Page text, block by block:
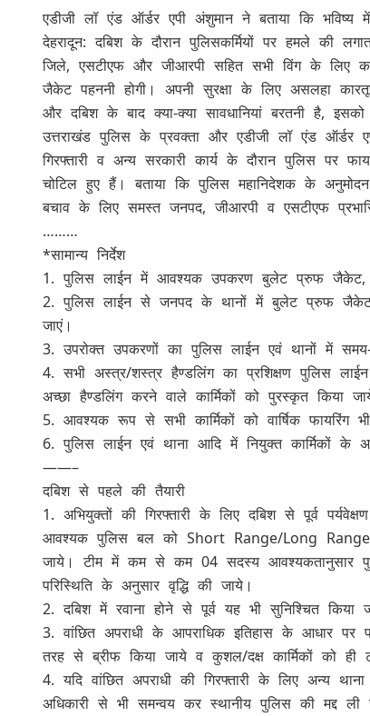
एडीजी लॉ एंड ऑर्डर एपी अंशुमान ने बताया कि भविष्य में
देहरादून: दबिश के दौरान पुलिसकर्मियों पर हमले की
जिले, एसटीएफ और जीआरपी सहित सभी विंग के लिए
जैकेट पहननी होगी। अपनी सुरक्षा के लिए असलहा
और दबिश के बाद क्या-क्या सावधानियां बरतनी है,
उत्तराखंड पुलिस के प्रवक्ता और एडीजी लॉ एंड ऑर्डर
गिरफ्तारी व अन्य सरकारी कार्य के दौरान पुलिस पर
चोटिल हुए हैं। बताया कि पुलिस महानिदेशक के अनुमोदन
बचाव के लिए समस्त जनपद, जीआरपी व एसटीएफ
………
*सामान्य निर्देश
1. पुलिस लाईन में आवश्यक उपकरण बुलेट प्रुफ जैकेट,
2. पुलिस लाईन से जनपद के थानों में बुलेट प्रुफ जैकेट,
जाएं।
3. उपरोक्त उपकरणों का पुलिस लाईन एवं थानों में समय-
4. सभी अस्त्र/शस्त्र हैण्डलिंग का प्रशिक्षण पुलिस
अच्छा हैण्डलिंग करने वाले कार्मिकों को पुरस्कृत किया
5. आवश्यक रूप से सभी कार्मिकों को वार्षिक फायरिंग
6. पुलिस लाईन एवं थाना आदि में नियुक्त कार्मिकों के
——–
दबिश से पहले की तैयारी
1. अभियुक्तों की गिरफ्तारी के लिए दबिश से पूर्व
आवश्यक पुलिस बल को Short Range/Long
जाये। टीम में कम से कम 04 सदस्य आवश्यकतानुसार
परिस्थिति के अनुसार वृद्धि की जाये।
2. दबिश में रवाना होने से पूर्व यह भी सुनिश्चित
3. वांछित अपराधी के आपराधिक इतिहास के आधार पर
तरह से ब्रीफ किया जाये व कुशल/दक्ष कार्मिकों को ही
4. यदि वांछित अपराधी की गिरफ्तारी के लिए अन्य थाना
अधिकारी से भी समन्वय कर स्थानीय पुलिस की मद्द ली